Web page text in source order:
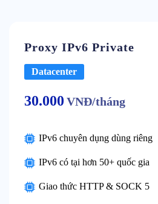
Proxy IPv6 Private
Datacenter
30.000 VNĐ/tháng
IPv6 chuyên dụng dùng riêng
IPv6 có tại hơn 50+ quốc gia
Giao thức HTTP & SOCK 5